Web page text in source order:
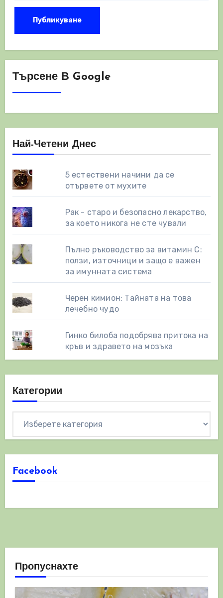
Търсене В Google
Най-Четени Днес
5 естествени начини да се
отървете от мухите
Рак - старо и безопасно лекарство,
за което никога не сте чували
Пълно ръководство за витамин С:
ползи, източници и защо е важен
за имунната система
Черен кимион: Тайната на това
лечебно чудо
Гинко билоба подобрява притока на
кръв и здравето на мозъка
Категории
Facebook
Пропуснахте